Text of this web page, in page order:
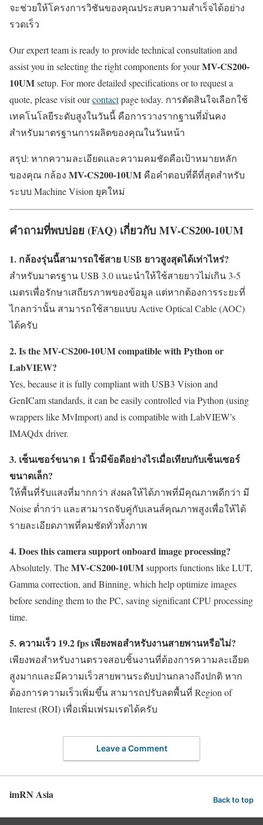
จะช่วยให้โครงการวิชันของคุณประสบความสำเร็จได้อย่าง
รวดเร็ว
Our expert team is ready to provide technical consultation and
assist you in selecting the right components for yourMV-CS200-
10UMsetup. For more detailed specifications or to request a
quote, please visit ourcontactpage today. การตัดสินใจเลือกใช้
เทคโนโลยีระดับสูงในวันนี้ คือการวางรากฐานที่มั่นคง
สำหรับมาตรฐานการผลิตของคุณในวันหน้า
สรุป: หากความละเอียดและความคมชัดคือเป้าหมายหลัก
ของคุณ กล้อง MV-CS200-10UM คือคำตอบที่ดีที่สุดสำหรับ
ระบบ Machine Vision ยุคใหม่
คำถามที่พบบ่อย (FAQ) เกี่ยวกับMV-CS200-10UM
1. กล้องรุ่นนี้สามารถใช้สาย USB ยาวสูงสุดได้เท่าไหร่?
สำหรับมาตรฐาน USB 3.0 แนะนำให้ใช้สายยาวไม่เกิน 3-5
เมตรเพื่อรักษาเสถียรภาพของข้อมูล แต่หากต้องการระยะที่
ไกลกว่านั้น สามารถใช้สายแบบ Active Optical Cable (AOC)
ได้ครับ
2. Is theMV-CS200-10UMcompatible with Python or
LabVIEW?
Yes, because it is fully compliant with USB3 Vision and
GenICam standards, it can be easily controlled via Python (using
wrappers like MvImport) and is compatible with LabVIEW’s
IMAQdx driver.
3. เซ็นเซอร์ขนาด 1 นิ้วมีข้อดีอย่างไรเมื่อเทียบกับเซ็นเซอร์
ขนาดเล็ก?
ให้พื้นที่รับแสงที่มากกว่า ส่งผลให้ได้ภาพที่มีคุณภาพดีกว่า มี
Noise ต่ำกว่า และสามารถจับคู่กับเลนส์คุณภาพสูงเพื่อให้ได้
รายละเอียดภาพที่คมชัดทั่วทั้งภาพ
4. Does this camera support onboard image processing?
Absolutely. TheMV-CS200-10UMsupports functions like LUT,
Gamma correction, and Binning, which help optimize images
before sending them to the PC, saving significant CPU processing
time.
5. ความเร็ว 19.2 fps เพียงพอสำหรับงานสายพานหรือไม่?
เพียงพอสำหรับงานตรวจสอบชิ้นงานที่ต้องการความละเอียด
สูงมากและมีความเร็วสายพานระดับปานกลางถึงปกติ หาก
ต้องการความเร็วเพิ่มขึ้น สามารถปรับลดพื้นที่ Region of
Interest (ROI) เพื่อเพิ่มเฟรมเรตได้ครับ
Leave a Comment
imRN Asia Back to top